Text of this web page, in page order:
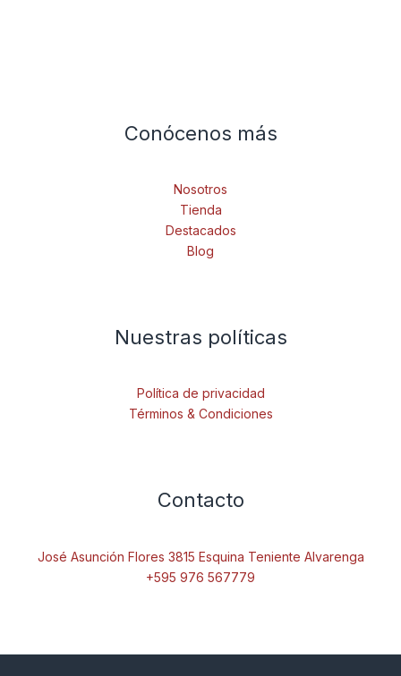
Conócenos más
Nosotros
Tienda
Destacados
Blog
Nuestras políticas
Política de privacidad
Términos & Condiciones
Contacto
José Asunción Flores 3815 Esquina Teniente Alvarenga
+595 976 567779